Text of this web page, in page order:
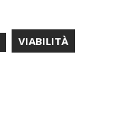
VIABILITÀ